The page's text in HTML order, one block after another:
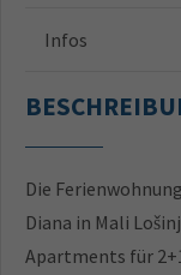
Infos
Die
Diana in Mali
Apartments für